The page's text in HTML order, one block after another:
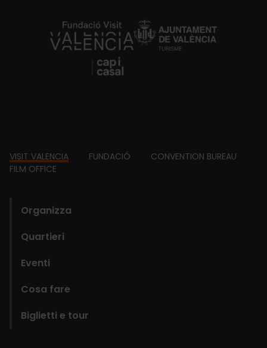
https://fundacion.visitvalencia.com/
Footer
VISIT VALENCIA FUNDACIÓ
CONVENTION BUREAU
FILM OFFICE
Organizza
Quartieri
Eventi
Cosa fare
Biglietti e tour